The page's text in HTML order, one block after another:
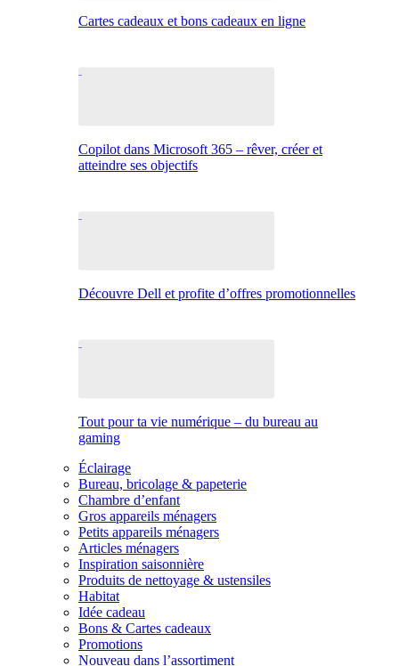
Cartes cadeaux et bons cadeaux en ligne
Copilot dans Microsoft 365 – rêver, créer et
atteindre ses objectifs
Découvre Dell et profite d’offres promotionnelles
Tout pour ta vie numérique – du bureau au
gaming
Éclairage
Bureau, bricolage & papeterie
Chambre d’enfant
Gros appareils ménagers
Petits appareils ménagers
Articles ménagers
Inspiration saisonnière
Produits de nettoyage & ustensiles
Habitat
Idée cadeau
Bons & Cartes cadeaux
Promotions
Nouveau dans l’assortiment